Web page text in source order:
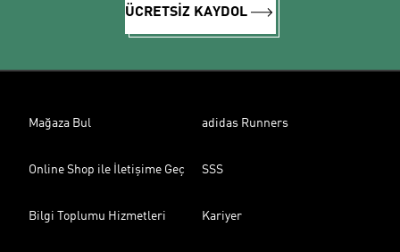
ÜCRETSİZ KAYDOL
Mağaza Bul adidas Runners
Online Shop ile İletişime Geç SSS
Bilgi Toplumu Hizmetleri Kariyer